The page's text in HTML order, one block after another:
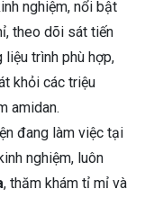
nghiệm, nổi bật
theo dõi sát tiến
liệu trình phù hợp,
khỏi các triệu
amidan.
đang làm việc tại
nghiệm, luôn
, thăm khám tỉ mỉ và